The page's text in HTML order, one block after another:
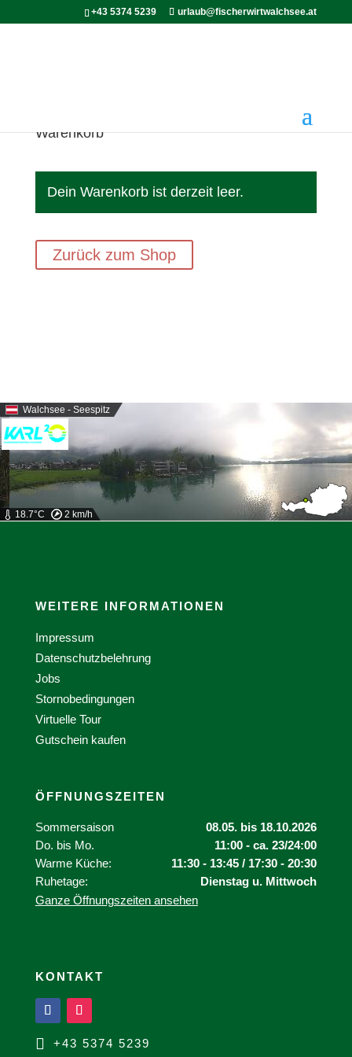
+43 5374 5239 urlaub@fischerwirtwalchsee.at
Warenkorb
Dein Warenkorb ist derzeit leer.
Zurück zum Shop
Walchsee - Seespitz
18.7°C 2 km/h
WEITERE INFORMATIONEN
Impressum
Datenschutzbelehrung
Jobs
Stornobedingungen
Virtuelle Tour
Gutschein kaufen
ÖFFNUNGSZEITEN
Sommersaison
08.05. bis 18.10.2026
Do. bis Mo.
11:00 - ca. 23/24:00
Warme Küche:
11:30 - 13:45 / 17:30 - 20:30
Ruhetage:
Dienstag u. Mittwoch
Ganze Öffnungszeiten ansehen
KONTAKT
 +43 5374 5239